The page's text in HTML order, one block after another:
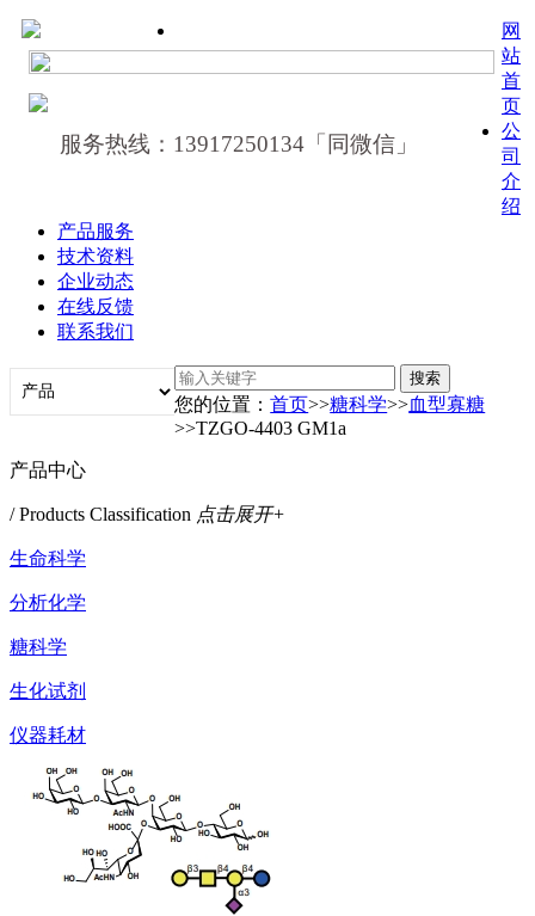
服务热线：13917250134「同微信」
网
站
首
页
公
司
介
绍
产品服务
技术资料
企业动态
在线反馈
联系我们
您的位置：首页>>糖科学>>血型寡糖
>>TZGO-4403 GM1a
产品中心
/ Products Classification 点击展开+
生命科学
分析化学
糖科学
生化试剂
仪器耗材